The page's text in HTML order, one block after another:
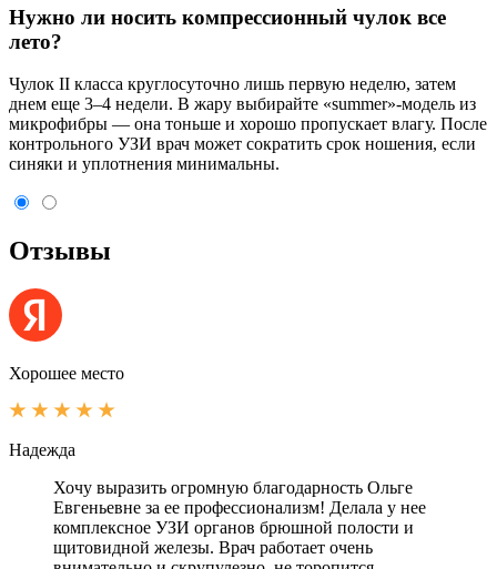
Нужно ли носить компрессионный чулок все
лето?
Чулок II класса круглосуточно лишь первую неделю, затем
днем еще 3–4 недели. В жару выбирайте «summer»-модель из
микрофибры — она тоньше и хорошо пропускает влагу. После
контрольного УЗИ врач может сократить срок ношения, если
синяки и уплотнения минимальны.
Отзывы
Хорошее место
Надежда
Хочу выразить огромную благодарность Ольге
Евгеньевне за ее профессионализм! Делала у нее
комплексное УЗИ органов брюшной полости и
щитовидной железы. Врач работает очень